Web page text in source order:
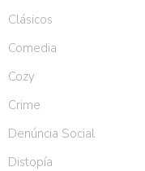
Clásicos
Comedia
Cozy
Crime
Denúncia Social
Distopía